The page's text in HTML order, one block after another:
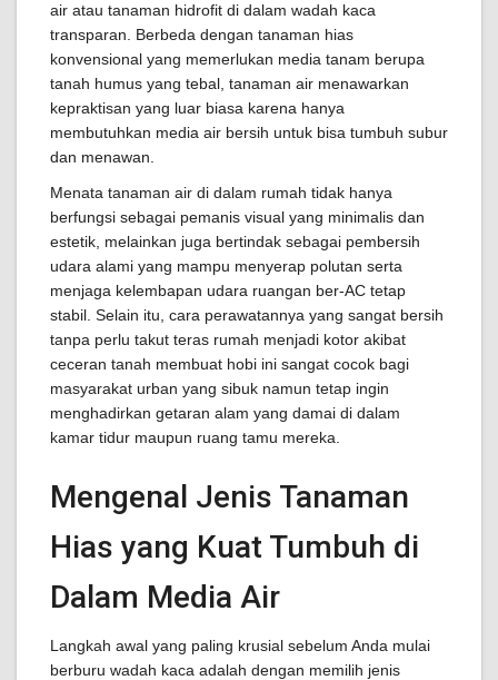
air atau tanaman hidrofit di dalam wadah kaca
transparan. Berbeda dengan tanaman hias
konvensional yang memerlukan media tanam berupa
tanah humus yang tebal, tanaman air menawarkan
kepraktisan yang luar biasa karena hanya
membutuhkan media air bersih untuk bisa tumbuh subur
dan menawan.
Menata tanaman air di dalam rumah tidak hanya
berfungsi sebagai pemanis visual yang minimalis dan
estetik, melainkan juga bertindak sebagai pembersih
udara alami yang mampu menyerap polutan serta
menjaga kelembapan udara ruangan ber-AC tetap
stabil. Selain itu, cara perawatannya yang sangat bersih
tanpa perlu takut teras rumah menjadi kotor akibat
ceceran tanah membuat hobi ini sangat cocok bagi
masyarakat urban yang sibuk namun tetap ingin
menghadirkan getaran alam yang damai di dalam
kamar tidur maupun ruang tamu mereka.
Mengenal Jenis Tanaman
Hias yang Kuat Tumbuh di
Dalam Media Air
Langkah awal yang paling krusial sebelum Anda mulai
berburu wadah kaca adalah dengan memilih jenis